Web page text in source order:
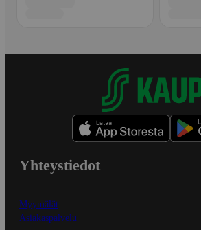
Yhteystiedot
Myymälät
Asiakaspalvelu